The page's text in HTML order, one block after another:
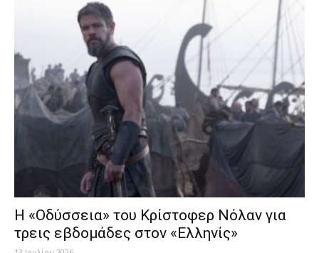
Η «Οδύσσεια» του Κρίστοφερ Νόλαν για
τρεις εβδομάδες στον «Ελληνίς»